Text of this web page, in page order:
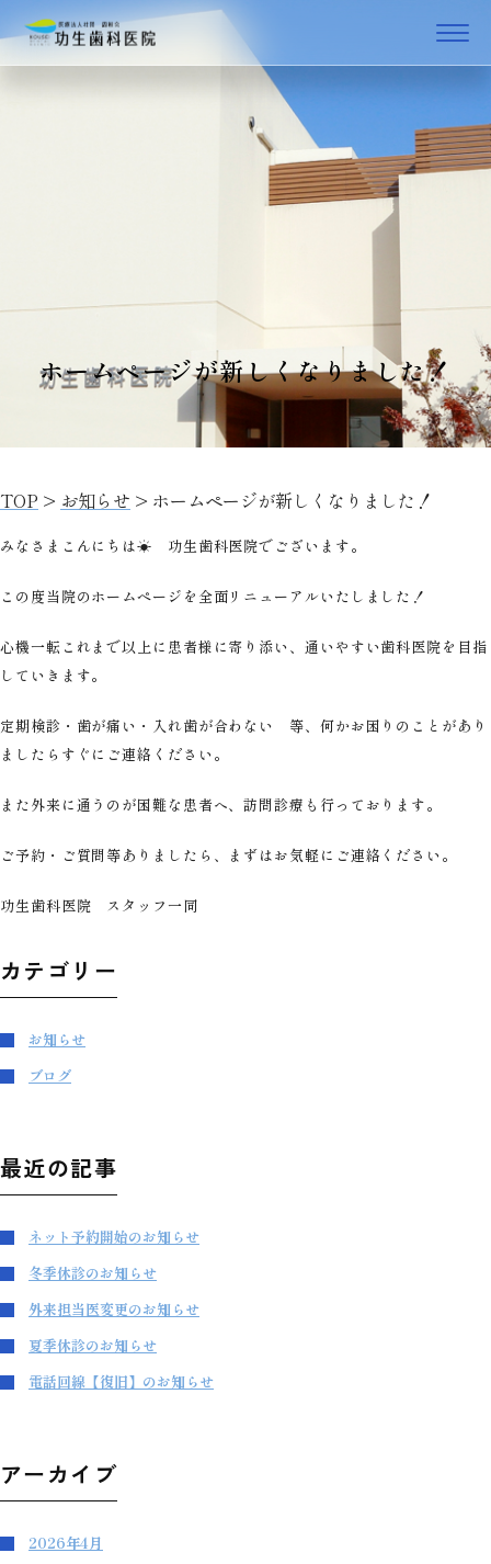
ホームページが新しくなりました！
TOP > お知らせ > ホームページが新しくなりました！
みなさまこんにちは☀ 功生歯科医院でございます。
この度当院のホームページを全面リニューアルいたしました！
心機一転これまで以上に患者様に寄り添い、通いやすい歯科医院を目指
していきます。
定期検診・歯が痛い・入れ歯が合わない 等、何かお困りのことがあり
ましたらすぐにご連絡ください。
また外来に通うのが困難な患者へ、訪問診療も行っております。
ご予約・ご質問等ありましたら、まずはお気軽にご連絡ください。
功生歯科医院 スタッフ一同
カテゴリー
お知らせ
ブログ
最近の記事
ネット予約開始のお知らせ
冬季休診のお知らせ
外来担当医変更のお知らせ
夏季休診のお知らせ
電話回線【復旧】のお知らせ
アーカイブ
2026年4月